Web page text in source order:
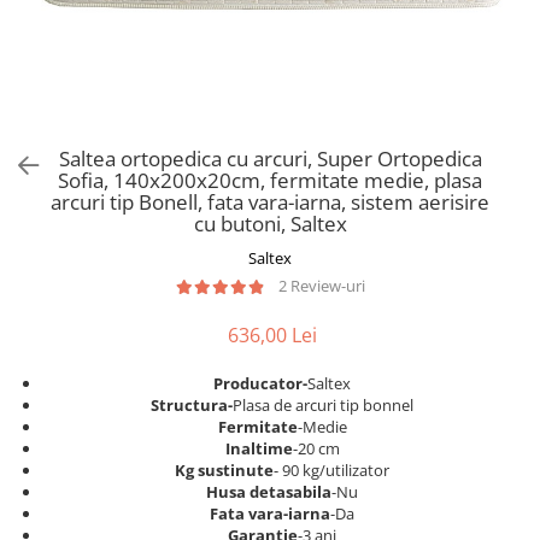
Saltele Pocket
Saltele Memory Pocket
Saltele cu plasa arcuri
Saltele cu spuma poliuretanica
Saltele 140x200
Saltele 160x200
Saltele 180x200
Top saltele
Noptiere
Scaune pentru living
Seturi comode living si vitrine
Etajere Birou
Dulap birou
Birouri
Scaune pentru birou
Scaune pentru vizitatori
Scaune birou copii
Scaune resigilate
Scaune terasa si outdoor
Saltea ortopedica cu arcuri, Super Ortopedica
Sofia, 140x200x20cm, fermitate medie, plasa
arcuri tip Bonell, fata vara-iarna, sistem aerisire
cu butoni, Saltex
Saltex
2 Review-uri
636,00 Lei
Producator-Saltex
Structura-Plasa de arcuri tip bonnel
Fermitate-Medie
Inaltime-20 cm
Kg sustinute- 90 kg/utilizator
Husa detasabila-Nu
Fata vara-iarna-Da
Garantie-3 ani